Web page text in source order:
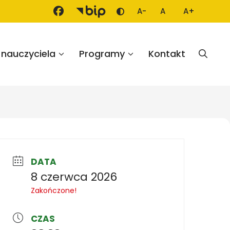
Zmień kontrast
A-
Mniejsza czcionka
A
Domyślna
A+
Większa
Programy Kontakt
DATA
8 czerwca 2026
Zakończone!
CZAS